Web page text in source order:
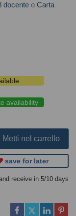
docente o Carta
availability
Metti nel carrello
save for later
receive in 5/10 days